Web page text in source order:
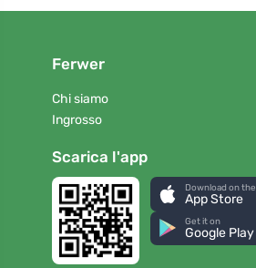
Ferwer
Chi siamo
Ingrosso
Scarica l'app
Download on the
App Store
Get it on
Google Play